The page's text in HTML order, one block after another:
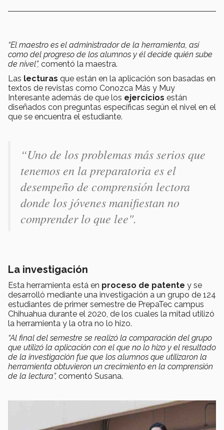
“El maestro es el administrador de la herramienta, así
como del progreso de los alumnos y él decide quién sube
de nivel”, comentó la maestra.
Las lecturas que están en la aplicación son basadas en
textos de revistas como Conozca Más y Muy
Interesante además de que los ejercicios están
diseñados con preguntas específicas según el nivel en el
que se encuentra el estudiante.
“Uno de los problemas más serios que
tenemos en la preparatoria es el
desempeño de comprensión lectora
donde los jóvenes manifiestan no
comprender lo que lee".
La investigación
Esta herramienta está en proceso de patente y se
desarrolló mediante una investigación a un grupo de 124
estudiantes de primer semestre de PrepaTec campus
Chihuahua durante el 2020, de los cuales la mitad utilizó
la herramienta y la otra no lo hizo.
“Al final del semestre se realizó la comparación del grupo
que utilizó la aplicación con el que no lo hizo y el resultado
de la investigación fue que los alumnos que utilizaron la
herramienta obtuvieron un crecimiento en la comprensión
de la lectura”, comentó Susana.